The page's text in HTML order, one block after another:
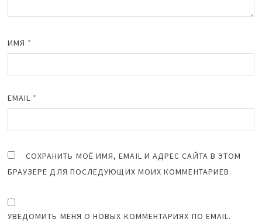
ИМЯ *
EMAIL *
СОХРАНИТЬ МОЁ ИМЯ, EMAIL И АДРЕС САЙТА В ЭТОМ
БРАУЗЕРЕ ДЛЯ ПОСЛЕДУЮЩИХ МОИХ КОММЕНТАРИЕВ.
УВЕДОМИТЬ МЕНЯ О НОВЫХ КОММЕНТАРИЯХ ПО EMAIL.